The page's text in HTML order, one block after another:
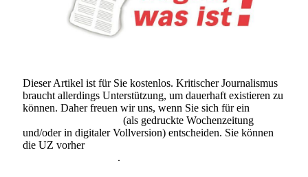
Dieser Artikel ist für Sie kostenlos. Kritischer Journalismus
braucht allerdings Unterstützung, um dauerhaft existieren zu
können. Daher freuen wir uns, wenn Sie sich für ein
(als gedruckte Wochenzeitung
und/oder in digitaler Vollversion) entscheiden. Sie können
die UZ vorher
.